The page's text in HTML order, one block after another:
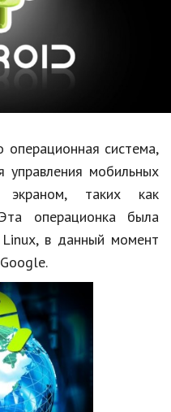
операционная система,
управления мобильных
экраном, таких как
операционкабыла
Linux, в данный момент
Google.